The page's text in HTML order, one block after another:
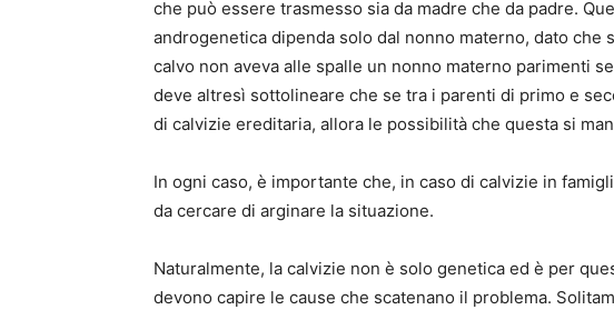
che può essere trasmesso sia da madre che da padre.
androgenetica dipenda solo dal nonno materno, dato
calvo non aveva alle spalle un nonno materno parimenti
deve altresì sottolineare che se tra i parenti di primo e
di calvizie ereditaria, allora le possibilità che questa si
In ogni caso, è importante che, in caso di calvizie in
da cercare di arginare la situazione.
Naturalmente, la calvizie non è solo genetica ed è per
devono capire le cause che scatenano il problema.